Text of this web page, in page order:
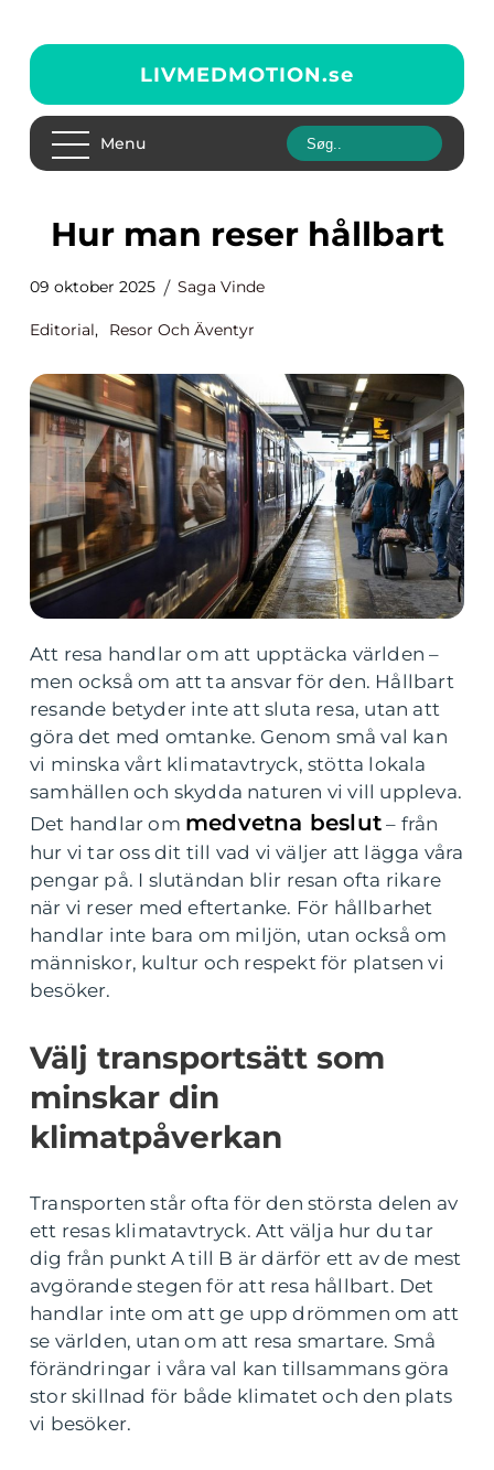
LIVMEDMOTION.se
Menu
Hur man reser hållbart
09 oktober 2025 Saga Vinde
Editorial, Resor Och Äventyr
Att resa handlar om att upptäcka världen –
men också om att ta ansvar för den. Hållbart
resande betyder inte att sluta resa, utan att
göra det med omtanke. Genom små val kan
vi minska vårt klimatavtryck, stötta lokala
samhällen och skydda naturen vi vill uppleva.
Det handlar om medvetna beslut – från
hur vi tar oss dit till vad vi väljer att lägga våra
pengar på. I slutändan blir resan ofta rikare
när vi reser med eftertanke. För hållbarhet
handlar inte bara om miljön, utan också om
människor, kultur och respekt för platsen vi
besöker.
Välj transportsätt som
minskar din
klimatpåverkan
Transporten står ofta för den största delen av
ett resas klimatavtryck. Att välja hur du tar
dig från punkt A till B är därför ett av de mest
avgörande stegen för att resa hållbart. Det
handlar inte om att ge upp drömmen om att
se världen, utan om att resa smartare. Små
förändringar i våra val kan tillsammans göra
stor skillnad för både klimatet och den plats
vi besöker.